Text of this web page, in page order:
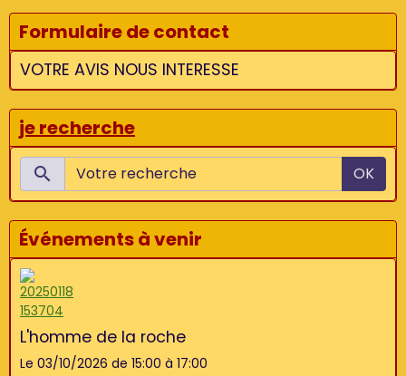
Formulaire de contact
VOTRE AVIS NOUS INTERESSE
je recherche
OK
Événements à venir
L'homme de la roche
Le 03/10/2026 de 15:00 à 17:00